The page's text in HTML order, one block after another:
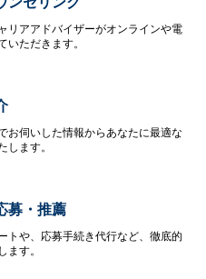
リアアドバイザーがオンラインや電
いただきます。
お伺いした情報からあなたに最適な
します。
募・推薦
トや、応募手続き代行など、徹底的
ます。